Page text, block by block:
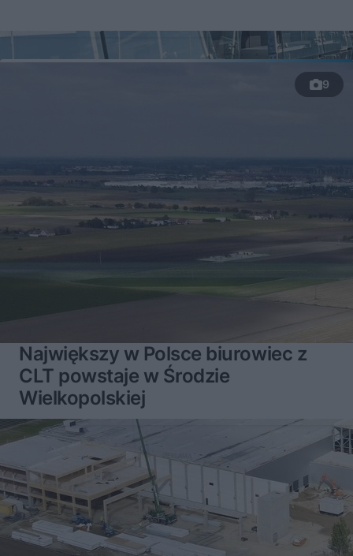
9
Największy w Polsce biurowiec z
CLT powstaje w Środzie
Wielkopolskiej